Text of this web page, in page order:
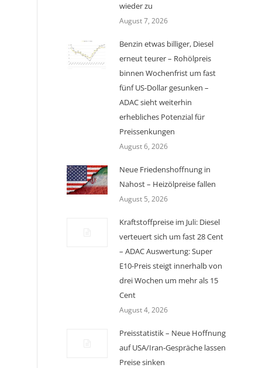
wieder zu
August 7, 2026
Benzin etwas billiger, Diesel
erneut teurer – Rohölpreis
binnen Wochenfrist um fast
fünf US-Dollar gesunken –
ADAC sieht weiterhin
erhebliches Potenzial für
Preissenkungen
August 6, 2026
Neue Friedenshoffnung in
Nahost – Heizölpreise fallen
August 5, 2026
Kraftstoffpreise im Juli: Diesel
verteuert sich um fast 28 Cent
– ADAC Auswertung: Super
E10-Preis steigt innerhalb von
drei Wochen um mehr als 15
Cent
August 4, 2026
Preisstatistik – Neue Hoffnung
auf USA/Iran-Gespräche lassen
Preise sinken